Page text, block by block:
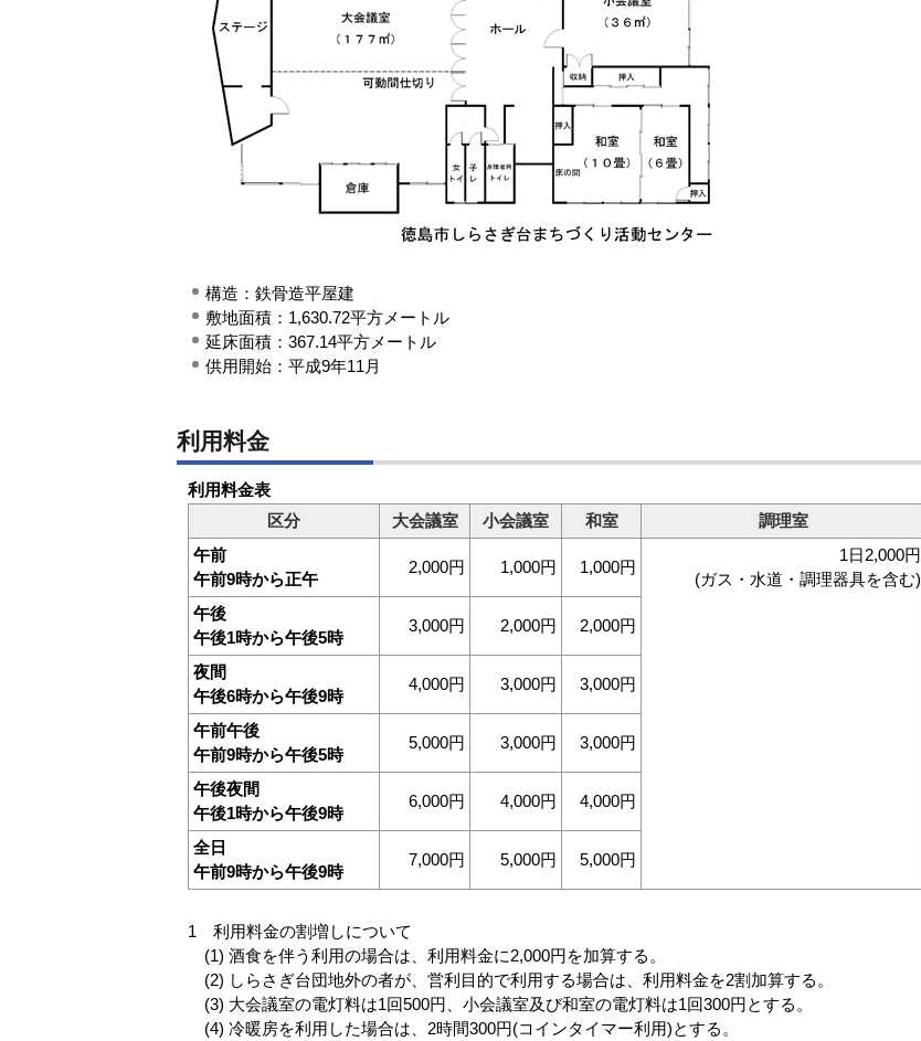
構造：鉄骨造平屋建
敷地面積：1,630.72平方メートル
延床面積：367.14平方メートル
供用開始：平成9年11月
利用料金
利用料金表
区分
大会議室 小会議室 和室
調理室
午前
午前9時から正午
2,000円 1,000円 1,000円
1日2,000円
(ガス・水道・調理器具を含む)
午後
午後1時から午後5時
3,000円 2,000円 2,000円
夜間
午後6時から午後9時
4,000円 3,000円 3,000円
午前午後
午前9時から午後5時
5,000円 3,000円 3,000円
午後夜間
午後1時から午後9時
6,000円 4,000円 4,000円
全日
午前9時から午後9時
7,000円 5,000円 5,000円
1 利用料金の割増しについて
(1) 酒食を伴う利用の場合は、利用料金に2,000円を加算する。
(2) しらさぎ台団地外の者が、営利目的で利用する場合は、利用料金を2割加算する。
(3) 大会議室の電灯料は1回500円、小会議室及び和室の電灯料は1回300円とする。
(4) 冷暖房を利用した場合は、2時間300円(コインタイマー利用)とする。